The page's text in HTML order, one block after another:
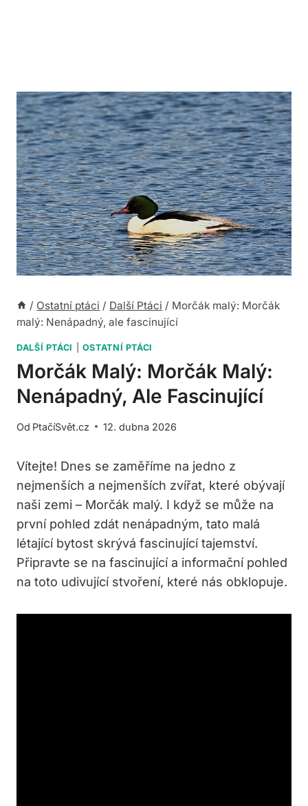
/ Ostatní ptáci / Další Ptáci / Morčák malý: Morčák
malý: Nenápadný, ale fascinující
DALŠÍ PTÁCI OSTATNÍ PTÁCI
Morčák Malý: Morčák Malý:
Nenápadný, Ale Fascinující
Od PtačíSvět.cz 12. dubna 2026
Vítejte! Dnes se zaměříme na jedno z
nejmenších a nejmenších zvířat, které obývají
naši zemi – Morčák malý. I když se může na
první pohled zdát nenápadným, tato malá
létající bytost skrývá fascinující tajemství.
Připravte se na fascinující a informační pohled
na toto udivující stvoření, které nás obklopuje.